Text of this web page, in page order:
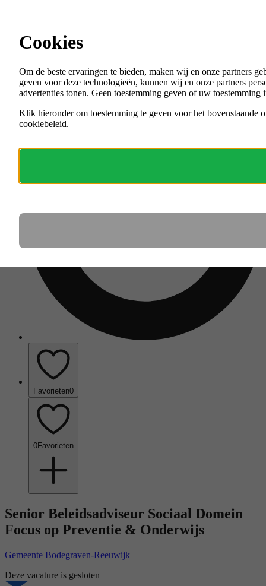
Menu
VACATURES
ORGANISATIES
Favorieten0
0Favorieten
Senior Beleidsadviseur Sociaal Domein
Focus op Preventie & Onderwijs
Gemeente Bodegraven-Reeuwijk
Deze vacature is gesloten
Cookies
Om de beste ervaringen te bieden, maken wij en onze partners
geven voor deze technologieën, kunnen wij en onze partners
advertenties tonen. Geen toestemming geven of uw
Klik hieronder om toestemming te geven voor het bovenstaande
cookiebeleid.